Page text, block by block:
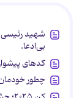
شهید
بی‌ادعا.
کدهای
چطور خودمان را از